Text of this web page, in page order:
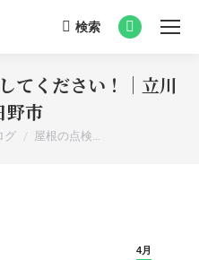
Search:
検索
Facebook
opens
てください！｜立川
野市
グ 屋根の点検…
4月